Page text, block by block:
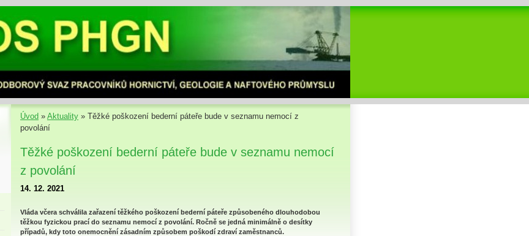
Úvod » Aktuality » Těžké poškození bederní páteře bude v seznamu nemocí z
povolání
Těžké poškození bederní páteře bude v seznamu nemocí
z povolání
14. 12. 2021
Vláda včera schválila zařazení těžkého poškození bederní páteře způsobeného dlouhodobou
těžkou fyzickou prací do seznamu nemocí z povolání. Ročně se jedná minimálně o desítky
případů, kdy toto onemocnění zásadním způsobem poškodí zdraví zaměstnanců.